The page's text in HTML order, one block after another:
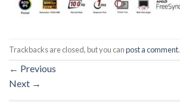
Trackbacks are closed, but you canpost a comment.
← Previous
Next →